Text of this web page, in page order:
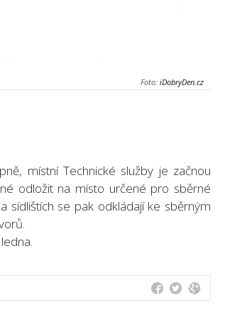
Foto: iDobryDen.cz
místní Technické služby je začnou
odložit na místo určené pro sběrné
sídlištích se pak odkládají ke sběrným